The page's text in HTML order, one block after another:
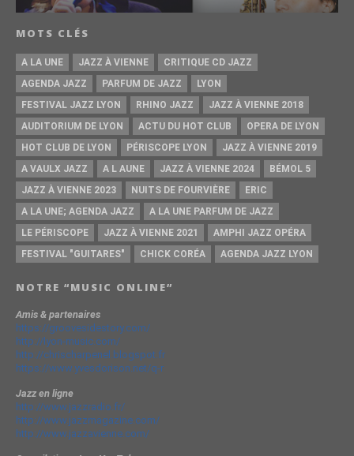
MOTS CLÉS
A LA UNE JAZZ À VIENNE
CRITIQUE CD JAZZ
AGENDA JAZZ
PARFUM DE JAZZ
LYON
FESTIVAL JAZZ LYON
RHINO JAZZ
JAZZ À VIENNE 2018
AUDITORIUM DE LYON
ACTU DU HOT CLUB
OPERA DE LYON
HOT CLUB DE LYON
PÉRISCOPE LYON
JAZZ À VIENNE 2019
A VAULX JAZZ
A L AUNE JAZZ À VIENNE 2024
BÉMOL 5
JAZZ À VIENNE 2023
NUITS DE FOURVIÈRE
ERIC
A LA UNE; AGENDA JAZZ
A LA UNE PARFUM DE JAZZ
LE PÉRISCOPE
JAZZ À VIENNE 2021
AMPHI JAZZ OPÉRA
FESTIVAL "GUITARES"
CHICK CORÉA AGENDA JAZZ LYON
NOTRE “MUSIC ONLINE”
Amis & partenaires
https://groovesidestory.com/
http://lyon-music.com/
http://chrischarpenel.blogspot.fr
https://www.yvesdorison.net/q-r
Jazz en ligne
http://www.jazzradio.fr/
http://www.jazzmagazine.com/
http://www.jazzavienne.com/